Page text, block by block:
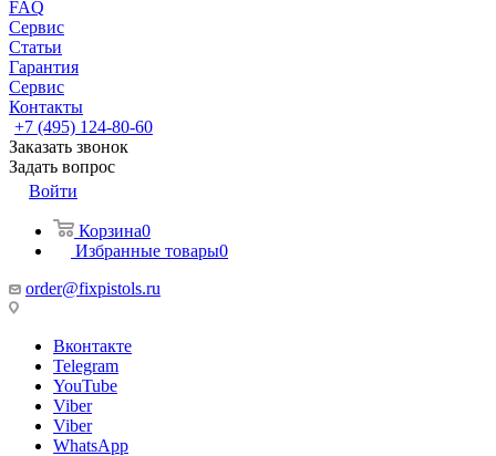
FAQ
Сервис
Статьи
Гарантия
Сервис
Контакты
+7 (495) 124-80-60
Заказать звонок
Задать вопрос
Войти
Корзина0
Избранные товары0
order@fixpistols.ru
Вконтакте
Telegram
YouTube
Viber
Viber
WhatsApp